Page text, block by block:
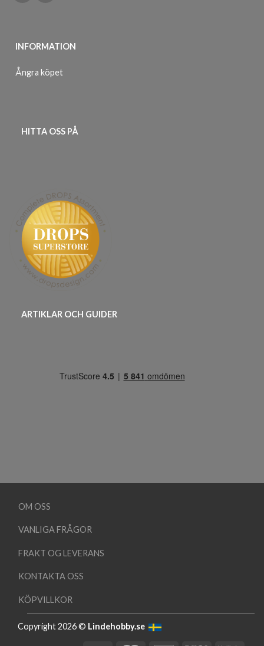
INFORMATION
Ångra köpet
HITTA OSS PÅ
ARTIKLAR OCH GUIDER
OM OSS
VANLIGA FRÅGOR
FRAKT OG LEVERANS
KONTAKTA OSS
KÖPVILLKOR
Copyright 2026 © Lindehobby.se